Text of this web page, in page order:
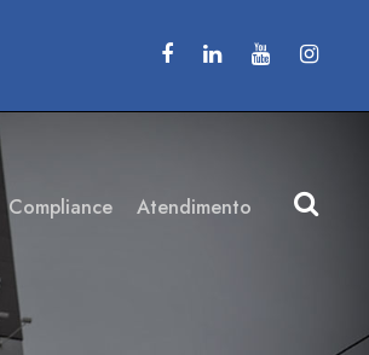
Compliance Atendimento